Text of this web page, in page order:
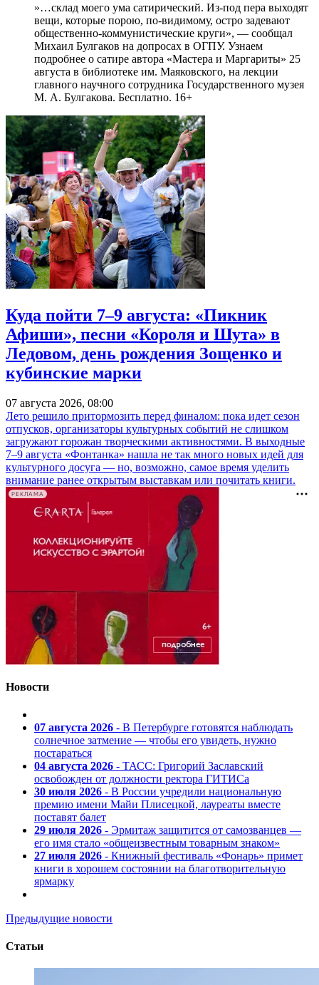
»…склад моего ума сатирический. Из-под пера выходят
вещи, которые порою, по-видимому, остро задевают
общественно-коммунистические круги», — сообщал
Михаил Булгаков на допросах в ОГПУ. Узнаем
подробнее о сатире автора «Мастера и Маргариты» 25
августа в библиотеке им. Маяковского, на лекции
главного научного сотрудника Государственного музея
М. А. Булгакова. Бесплатно. 16+
Куда пойти 7–9 августа: «Пикник
Афиши», песни «Короля и Шута» в
Ледовом, день рождения Зощенко и
кубинские марки
07 августа 2026, 08:00
Лето решило притормозить перед финалом: пока идет сезон
отпусков, организаторы культурных событий не слишком
загружают горожан творческими активностями. В выходные
7–9 августа «Фонтанка» нашла не так много новых идей для
культурного досуга — но, возможно, самое время уделить
внимание ранее открытым выставкам или почитать книги.
РЕКЛАМА
Новости
07 августа 2026 - В Петербурге готовятся наблюдать
солнечное затмение — чтобы его увидеть, нужно
постараться
04 августа 2026 - ТАСС: Григорий Заславский
освобожден от должности ректора ГИТИСа
30 июля 2026 - В России учредили национальную
премию имени Майи Плисецкой, лауреаты вместе
поставят балет
29 июля 2026 - Эрмитаж защитится от самозванцев —
его имя стало «общеизвестным товарным знаком»
27 июля 2026 - Книжный фестиваль «Фонарь» примет
книги в хорошем состоянии на благотворительную
ярмарку
Предыдущие новости
Статьи